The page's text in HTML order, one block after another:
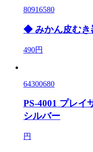
80916580
◆ みかん皮むき
490円
64300680
PS-4001 プレイ
シルバー
円